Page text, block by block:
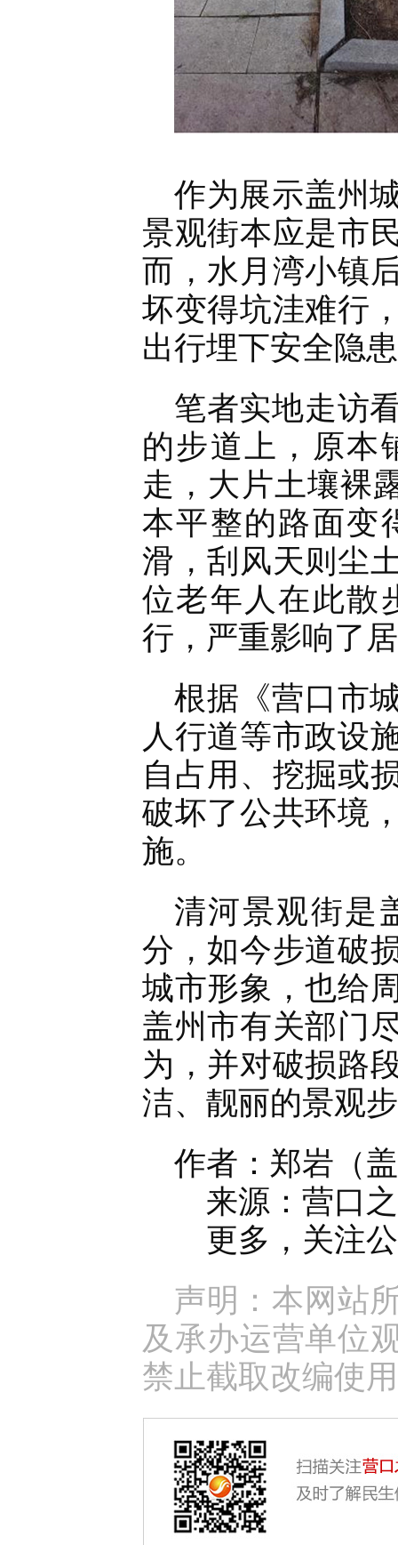
作为展示盖州
景观街本应是市
而，水月湾小镇
坏变得坑洼难行
出行埋下安全隐
笔者实地走访
的步道上，原本
走，大片土壤裸
本平整的路面变
滑，刮风天则尘
位老年人在此散
行，严重影响了
根据《营口市
人行道等市政设
自占用、挖掘或
破坏了公共环境
施。
清河景观街是
分，如今步道破
城市形象，也给
盖州市有关部门
为，并对破损路
洁、靓丽的景观
作者：郑岩（
来源：营口之
更多，关注公
声明：本网站
及承办运营单位
禁止截取改编使